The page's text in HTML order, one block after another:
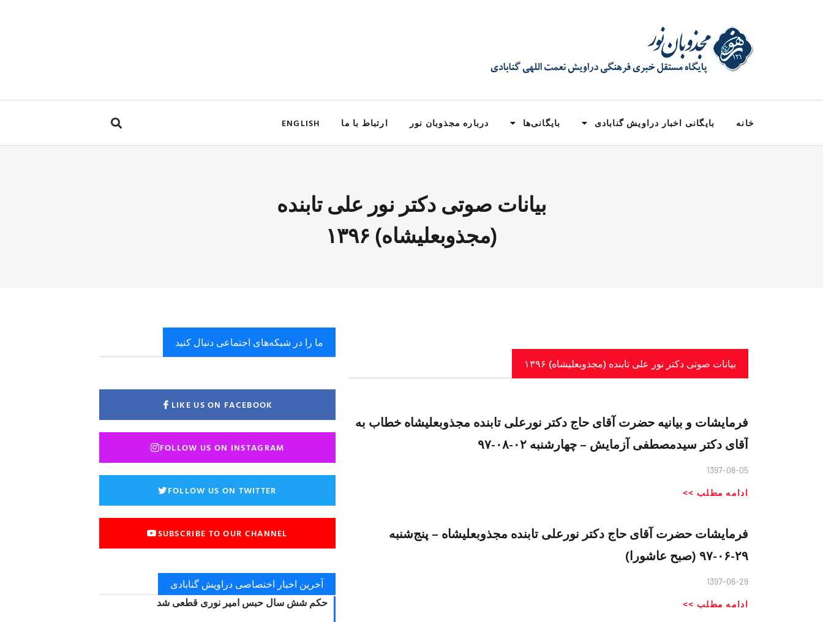
خانه بایگانی اخبار دراویش گنابادی بایگانی‌ها درباره مجذوبان نور ارتباط با ما ENGLISH
بیانات صوتی دکتر نور علی تابنده
(مجذوبعلیشاه) ۱۳۹۶
بیانات صوتی دکتر نور علی تابنده (مجذوبعلیشاه) ۱۳۹۶
فرمایشات و بیانیه حضرت آقای حاج دکتر نورعلی تابنده مجذوبعلیشاه خطاب به
آقای دکتر سیدمصطفی آزمایش – چهارشنبه ۰۲-۰۸-۹۷
1397-08-05
ادامه مطلب >>
فرمايشات حضرت آقای حاج دكتر نورعلی تابنده مجذوبعليشاه – پنج‌شنبه
۲۹-۰۶-۹۷ (صبح عاشورا)
1397-06-29
ادامه مطلب >>
ما را در شبکه‌های اجتماعی دنبال کنید
LIKE US ON FACEBOOK
FOLLOW US ON INSTAGRAM
FOLLOW US ON TWITTER
SUBSCRIBE TO OUR CHANNEL
آخرین اخبار اختصاصی دراویش گنابادی
حکم شش سال حبس امیر نوری قطعی شد